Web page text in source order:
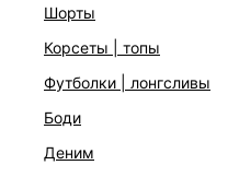
шорты
корсеты | топы
футболки | лонгсливы
боди
деним